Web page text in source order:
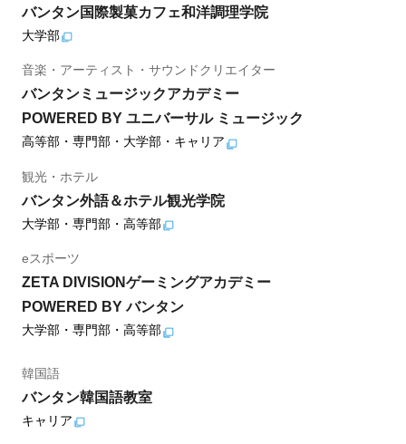
バンタン国際製菓カフェ和洋調理学院
大学部
音楽・アーティスト・サウンドクリエイター
バンタンミュージックアカデミー
POWERED BY ユニバーサル ミュージック
高等部・専門部・大学部・キャリア
観光・ホテル
バンタン外語＆ホテル観光学院
大学部・専門部・高等部
eスポーツ
ZETA DIVISIONゲーミングアカデミー
POWERED BY バンタン
大学部・専門部・高等部
韓国語
バンタン韓国語教室
キャリア